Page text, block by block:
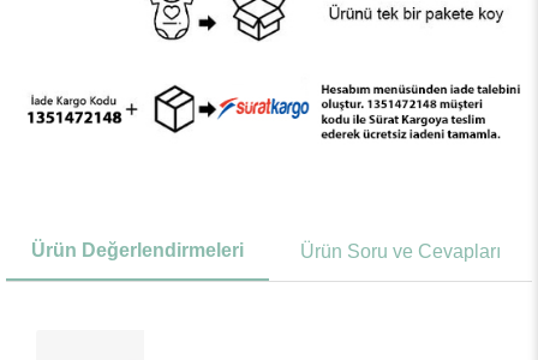
Ürün Değerlendirmeleri Ürün Soru ve Cevapları